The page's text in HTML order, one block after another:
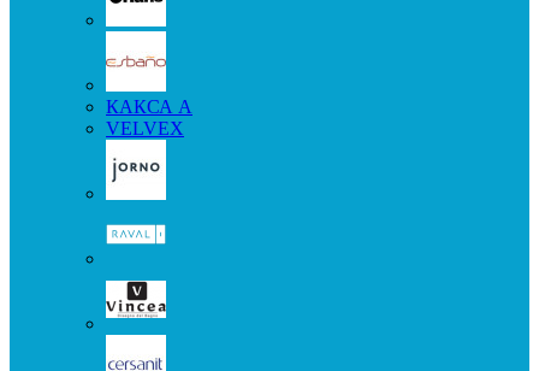
КАКСА А
VELVEX